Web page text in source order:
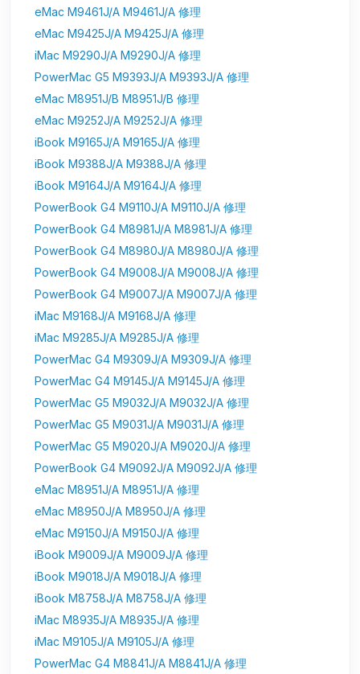
eMac M9461J/A M9461J/A 修理
eMac M9425J/A M9425J/A 修理
iMac M9290J/A M9290J/A 修理
PowerMac G5 M9393J/A M9393J/A 修理
eMac M8951J/B M8951J/B 修理
eMac M9252J/A M9252J/A 修理
iBook M9165J/A M9165J/A 修理
iBook M9388J/A M9388J/A 修理
iBook M9164J/A M9164J/A 修理
PowerBook G4 M9110J/A M9110J/A 修理
PowerBook G4 M8981J/A M8981J/A 修理
PowerBook G4 M8980J/A M8980J/A 修理
PowerBook G4 M9008J/A M9008J/A 修理
PowerBook G4 M9007J/A M9007J/A 修理
iMac M9168J/A M9168J/A 修理
iMac M9285J/A M9285J/A 修理
PowerMac G4 M9309J/A M9309J/A 修理
PowerMac G4 M9145J/A M9145J/A 修理
PowerMac G5 M9032J/A M9032J/A 修理
PowerMac G5 M9031J/A M9031J/A 修理
PowerMac G5 M9020J/A M9020J/A 修理
PowerBook G4 M9092J/A M9092J/A 修理
eMac M8951J/A M8951J/A 修理
eMac M8950J/A M8950J/A 修理
eMac M9150J/A M9150J/A 修理
iBook M9009J/A M9009J/A 修理
iBook M9018J/A M9018J/A 修理
iBook M8758J/A M8758J/A 修理
iMac M8935J/A M8935J/A 修理
iMac M9105J/A M9105J/A 修理
PowerMac G4 M8841J/A M8841J/A 修理